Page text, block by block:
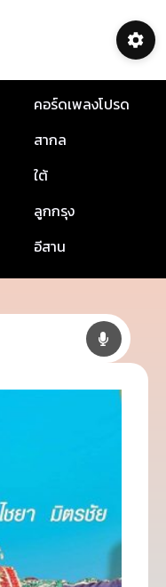
คอร์ดเพลงโปรด
สากล
ใต้
ลูกกรุง
อีสาน